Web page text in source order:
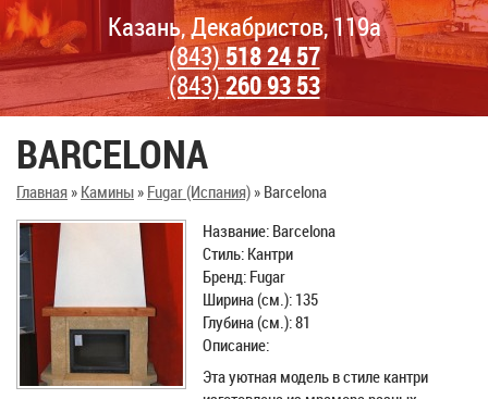
Казань, Декабристов, 119а
(843)518 24 57
(843)260 93 53
BARCELONA
Главная» Камины» Fugar (Испания)» Barcelona
Название: Barcelona
Стиль: Кантри
Бренд: Fugar
Ширина (см.): 135
Глубина (см.): 81
Описание:
Эта уютная модель в стиле кантри